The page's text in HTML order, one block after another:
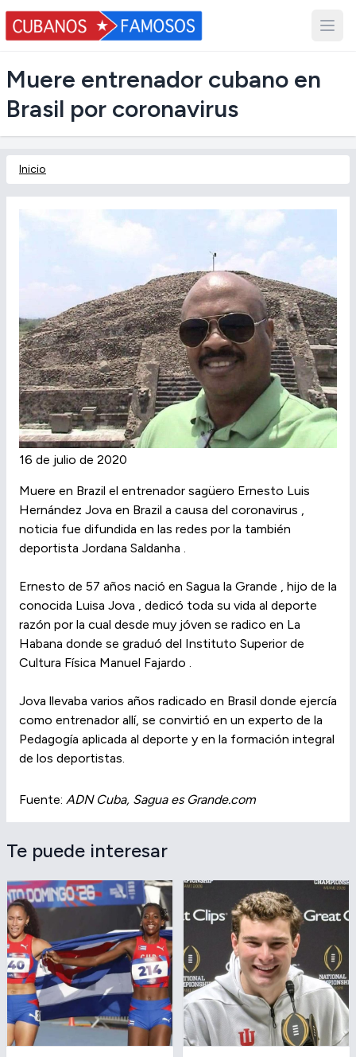
Muere entrenador cubano en
Brasil por coronavirus
Inicio
16 de julio de 2020
Muere en Brazil el entrenador sagüero Ernesto Luis
Hernández Jova en Brazil a causa del coronavirus ,
noticia fue difundida en las redes por la también
deportista Jordana Saldanha .
Ernesto de 57 años nació en Sagua la Grande , hijo de la
conocida Luisa Jova , dedicó toda su vida al deporte
razón por la cual desde muy jóven se radico en La
Habana donde se graduó del Instituto Superior de
Cultura Física Manuel Fajardo .
Jova llevaba varios años radicado en Brasil donde ejercía
como entrenador allí, se convirtió en un experto de la
Pedagogía aplicada al deporte y en la formación integral
de los deportistas.
Fuente: ADN Cuba, Sagua es Grande.com
Te puede interesar